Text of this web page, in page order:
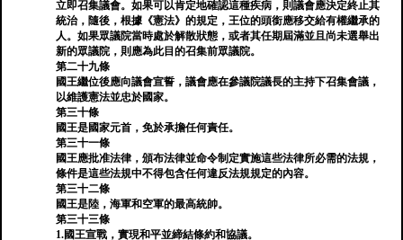
立即召集議會。如果可以肯定地確認這種疾病，則議會應決定終止其
統治，隨後，根據《憲法》的規定，王位的頭銜應移交給有權繼承的
人。如果眾議院當時處於解散狀態，或者其任期屆滿並且尚未選舉出
新的眾議院，則應為此目的召集前眾議院。
第二十九條
國王繼位後應向議會宣誓，議會應在參議院議長的主持下召集會議，
以維護憲法並忠於國家。
第三十條
國王是國家元首，免於承擔任何責任。
第三十一條
國王應批准法律，頒布法律並命令制定實施這些法律所必需的法規，
條件是這些法規中不得包含任何違反法規規定的內容。
第三十二條
國王是陸，海軍和空軍的最高統帥。
第三十三條
1.國王宣戰，實現和平並締結條約和協議。